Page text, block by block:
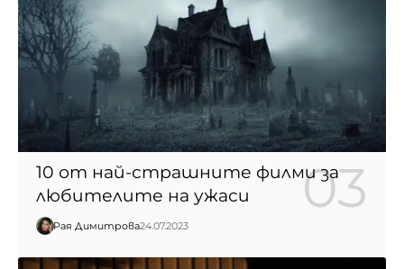
10 от най-страшните филми за
любителите на ужаси
Рая Димитрова24.07.2023